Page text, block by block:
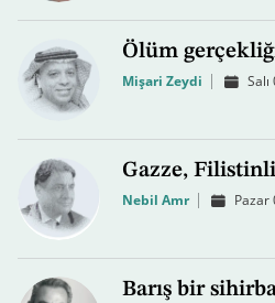
Ölüm
Mişari Zeydi
Gazze,
Nebil Amr Pazar
Barış bir